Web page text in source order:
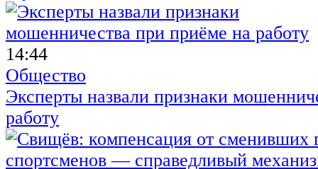
14:44
Общество
Эксперты назвали признаки
работу